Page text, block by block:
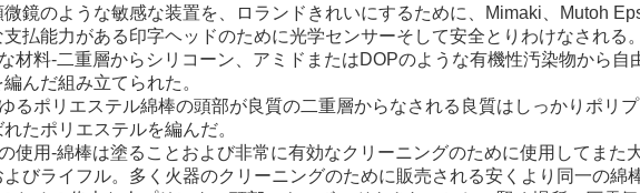
微鏡のような敏感な装置を、ロランドきれいにするために、Mimaki、Mutoh
払能力がある印字ヘッドのために光学センサーそして安全とりわけなされる。
材料-二重層からシリコーン、アミドまたはDOPのような有機性汚染物から自
んだ組み立てられた。
るポリエステル綿棒の頭部が良質の二重層からなされる良質はしっかりポリ
たポリエステルを編んだ。
使用-綿棒は塗ることおよび非常に有効なクリーニングのために使用してまた
びライフル。多く火器のクリーニングのために販売される安くより同一の綿棒